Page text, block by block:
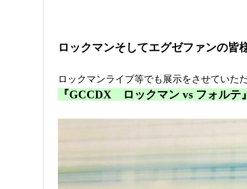
ロックマンそしてエグゼファンの皆
ロックマンライブ等でも展示をさせていた
『GCCDX ロックマン vs フォルテ